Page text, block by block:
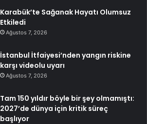
Karabük’te Sağanak Hayatı Olumsuz
Etkiledi
Ağustos 7, 2026
İstanbul İtfaiyesi’nden yangın riskine
karşı videolu uyarı
Ağustos 7, 2026
Tam 150 yıldır böyle bir şey olmamıştı:
2027’de dünya için kritik süreç
başlıyor